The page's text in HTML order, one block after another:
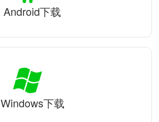
Android下载
Windows下载